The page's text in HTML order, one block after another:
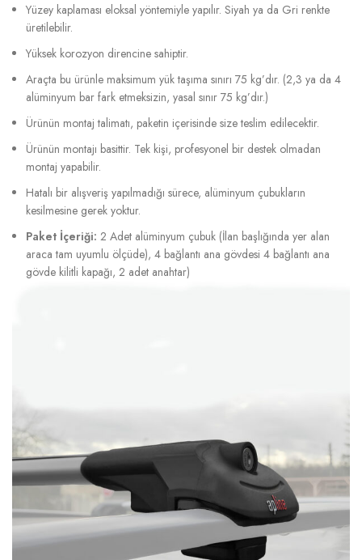
Yüzey kaplaması eloksal yöntemiyle yapılır. Siyah ya da Gri renkte
üretilebilir.
Yüksek korozyon direncine sahiptir.
Araçta bu ürünle maksimum yük taşıma sınırı 75 kg’dır. (2,3 ya da 4
alüminyum bar fark etmeksizin, yasal sınır 75 kg’dır.)
Ürünün montaj talimatı, paketin içerisinde size teslim edilecektir.
Ürünün montajı basittir. Tek kişi, profesyonel bir destek olmadan
montaj yapabilir.
Hatalı bir alışveriş yapılmadığı sürece, alüminyum çubukların
kesilmesine gerek yoktur.
Paket İçeriği: 2 Adet alüminyum çubuk (İlan başlığında yer alan
araca tam uyumlu ölçüde), 4 bağlantı ana gövdesi 4 bağlantı ana
gövde kilitli kapağı, 2 adet anahtar)